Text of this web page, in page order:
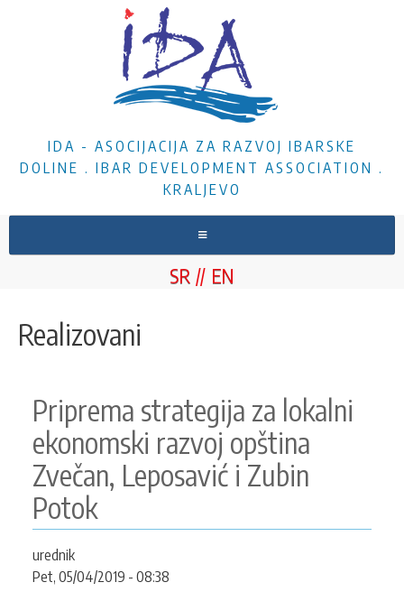
IDA - ASOCIJACIJA ZA RAZVOJ IBARSKE
DOLINE . IBAR DEVELOPMENT ASSOCIATION .
KRALJEVO
VESTI
KONTAKT
SEARCH
FORM
PRETRAGA
SR EN
Realizovani
Priprema strategija za lokalni
ekonomski razvoj opština
Zvečan, Leposavić i Zubin
Potok
urednik
Pet, 05/04/2019 - 08:38